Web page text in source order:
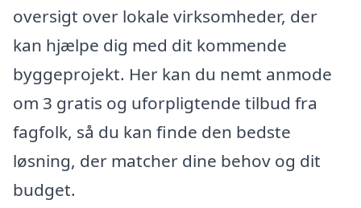
oversigt over lokale virksomheder, der
kan hjælpe dig med dit kommende
byggeprojekt. Her kan du nemt anmode
om 3 gratis og uforpligtende tilbud fra
fagfolk, så du kan finde den bedste
løsning, der matcher dine behov og dit
budget.